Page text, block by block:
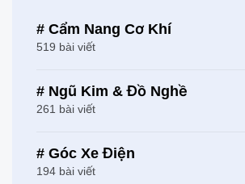
# Cẩm Nang Cơ Khí
519 bài viết
# Ngũ Kim & Đồ Nghề
261 bài viết
# Góc Xe Điện
194 bài viết